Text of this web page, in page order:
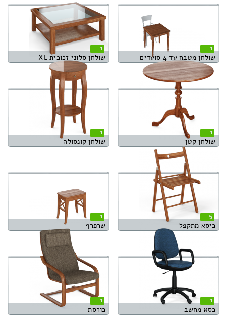
1
שולחן מטבח עד 4 סועדים
1
שולחן סלוני זכוכית XL
1
שולחן קטן
1
שולחן קונסולה
5
כיסא מתקפל
1
שרפרף
1
כסא מחשב
1
כורסת